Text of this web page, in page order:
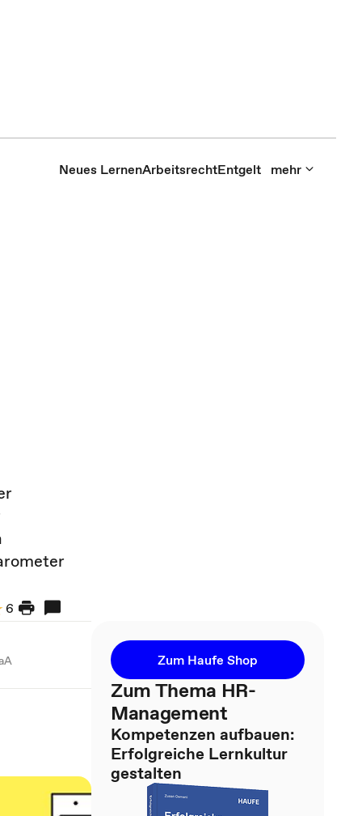
Neues LernenArbeitsrechtEntgelt mehr
6
Zum Haufe Shop
Zum Thema HR-
Management
Kompetenzen aufbauen:
Erfolgreiche Lernkultur
gestalten